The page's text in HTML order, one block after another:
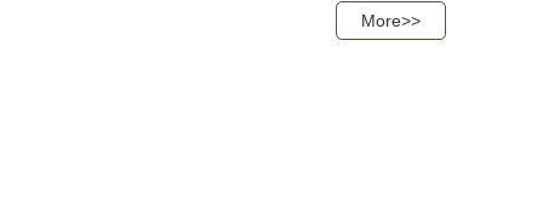
More>>